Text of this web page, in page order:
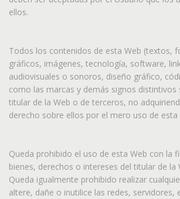
ellos.
Todos los contenidos de esta Web (textos,
gráficos, imágenes, tecnología, software,
audiovisuales o sonoros, diseño gráfico,
como las marcas y demás signos distintivos
titular de la Web o de terceros, no
derecho sobre ellos por el mero uso de esta
Queda prohibido el uso de esta Web con la
bienes, derechos o intereses del titular de la
Queda igualmente prohibido realizar
altere, dañe o inutilice las redes, servidores,